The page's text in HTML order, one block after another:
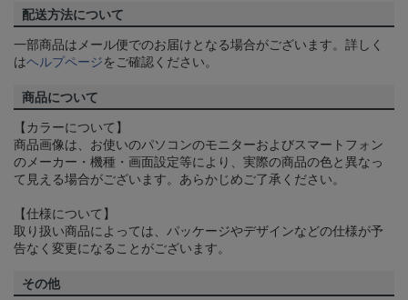
配送方法について
一部商品はメール便でのお届けとなる場合がございます。詳しく
はヘルプページをご確認ください。
商品について
【カラーについて】
商品画像は、お使いのパソコンのモニターおよびスマートフォン
のメーカー・機種・画面設定等により、実際の商品の色と異なっ
て見える場合がございます。あらかじめご了承ください。
【仕様について】
取り扱い商品によっては、パッケージやデザインなどの仕様が予
告なく変更になることがございます。
その他